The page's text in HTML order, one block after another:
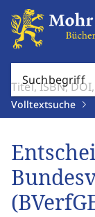
Suchbegriff
Volltextsuche